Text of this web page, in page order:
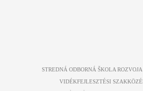
STREDNÁ ODBORNÁ ŠKOLA
VIDÉKFEJLESZTÉSI